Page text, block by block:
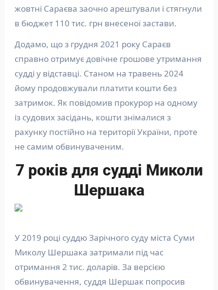
жовтні Сараєва заочно арештували і стягнули
в бюджет 110 тис. грн внесеної застави.
Додамо, що з грудня 2021 року Сараєв
справно отримує довічне грошове утримання
судді у відставці. Станом на травень 2024
йому продовжували платити кошти без
затримок. Як повідомив прокурор на одному
із судових засідань, кошти знімалися з
рахунку постійно на території України, проте
не самим обвинуваченим.
7 років для судді Миколи
Шершака
У 2019 році суддю Зарічного суду міста Суми
Миколу Шершака затримали під час
отримання 2 тис. доларів. За версією
обвинувачення, суддя Шершак попросив